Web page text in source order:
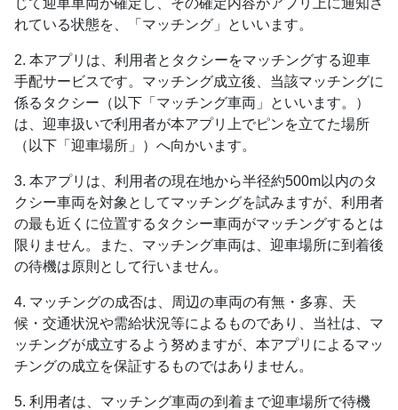
じて迎車車両が確定し、その確定内容がアプリ上に通知さ
れている状態を、「マッチング」といいます。
2. 本アプリは、利用者とタクシーをマッチングする迎車
手配サービスです。マッチング成立後、当該マッチングに
係るタクシー（以下「マッチング車両」といいます。）
は、迎車扱いで利用者が本アプリ上でピンを立てた場所
（以下「迎車場所」）へ向かいます。
3. 本アプリは、利用者の現在地から半径約500m以内のタ
クシー車両を対象としてマッチングを試みますが、利用者
の最も近くに位置するタクシー車両がマッチングするとは
限りません。また、マッチング車両は、迎車場所に到着後
の待機は原則として行いません。
4. マッチングの成否は、周辺の車両の有無・多寡、天
候・交通状況や需給状況等によるものであり、当社は、マ
ッチングが成立するよう努めますが、本アプリによるマッ
チングの成立を保証するものではありません。
5. 利用者は、マッチング車両の到着まで迎車場所で待機